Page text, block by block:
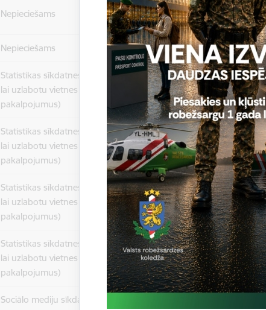
Nepieciešams
Sīkdatne ir
ziņojumus pēc tam,
Nepieciešams Reģistrē, ka tiek
Statistikas sīkdatnes (nepieciešamas,
lai uzlabotu vietnes darbību un
pakalpojumus)
Reģistrē unikālu ID,
par to, kā apmeklētājs
Statistikas sīkdatnes (nepieciešamas,
lai uzlabotu vietnes darbību un
pakalpojumus)
Izmanto Google
Statistikas sīkdatnes (nepieciešamas,
lai uzlabotu vietnes darbību un
pakalpojumus)
Reģistrē unikālu ID,
par to, kā
Statistikas sīkdatnes (nepieciešamas,
lai uzlabotu vietnes darbību un
pakalpojumus)
Reģistrē unikālu ID
izmantots statistisko
izmanto vietni.
Sociālo mediju sīkdatnes
Šīs sīkdatnes ir